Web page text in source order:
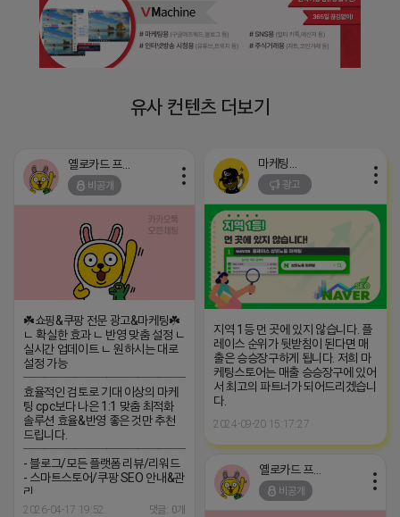
유사 컨텐츠 더보기
옐로카드 프로도
비공개
☘️쇼핑&쿠팡 전문 광고&마케팅☘️
ㄴ 확실한 효과 ㄴ 반영 맞춤 설정 ㄴ
실시간 업데이트 ㄴ 원하시는 대로
설정 가능
─────────────────
효율적인 검토로 기대 이상의 마케
팅 cpc보다 나은 1:1 맞춤 최적화
솔루션 효율&반영 좋은 것만 추천
드립니다.
─────────────────
- 블로그/모든 플랫폼 리뷰/리워드
- 스마트스토어/쿠팡 SEO 안내&관
리
─────────────────
2026-04-17 19:52 댓글: 0개
광고
지역 1등 먼 곳에 있지 않습니다. 플
레이스 순위가 뒷받침이 된다면 매
출은 승승장구하게 됩니다. 저희 마
케팅스토어는 매출 승승장구에 있어
서 최고의 파트너가 되어드리겠습니
다.
2024-09-20 15:17:27
옐로카드 프로도
비공개